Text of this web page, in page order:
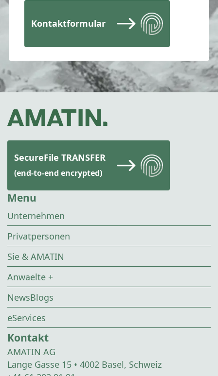
Kontaktformular
SecureFile TRANSFER
(end-to-end encrypted)
Menu
Unternehmen
Privatpersonen
Sie & AMATIN
Anwaelte +
NewsBlogs
eServices
Kontakt
AMATIN AG
Lange Gasse 15 • 4002 Basel, Schweiz